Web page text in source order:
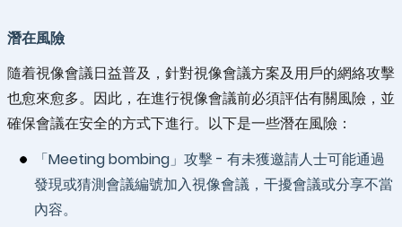
潛在風險
隨着視像會議日益普及，針對視像會議方案及用戶的網絡攻擊
也愈來愈多。因此，在進行視像會議前必須評估有關風險，並
確保會議在安全的方式下進行。以下是一些潛在風險：
「Meeting bombing」攻擊 - 有未獲邀請人士可能通過
發現或猜測會議編號加入視像會議，干擾會議或分享不當
內容。